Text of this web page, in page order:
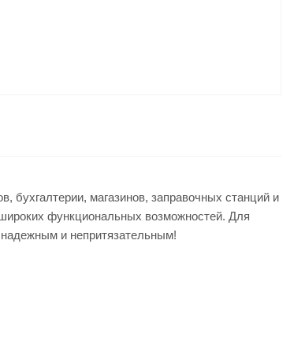
магазинов, заправочных станций и
функциональных возможностей. Для
и непритязательным!